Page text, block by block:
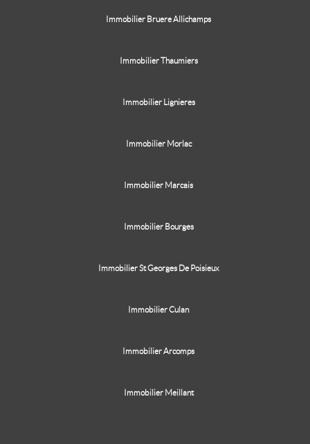
Immobilier Bruere Allichamps
Immobilier Thaumiers
Immobilier Lignieres
Immobilier Morlac
Immobilier Marcais
Immobilier Bourges
Immobilier St Georges De Poisieux
Immobilier Culan
Immobilier Arcomps
Immobilier Meillant